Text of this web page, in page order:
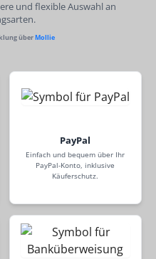
und flexible Auswahl an
überMollie
PayPal
Einfach und bequem über Ihr
PayPal-Konto, inklusive
Käuferschutz.